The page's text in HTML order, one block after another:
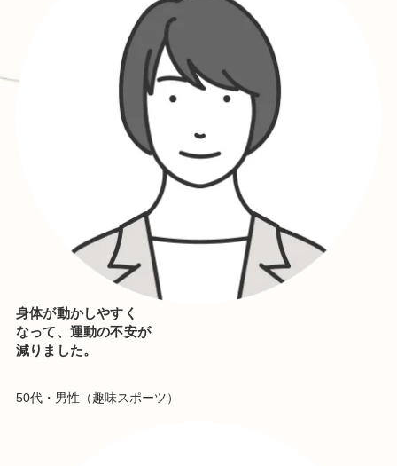
身体が動かしやすく
なって、運動の不安が
減りました。
50代・男性（趣味スポーツ）